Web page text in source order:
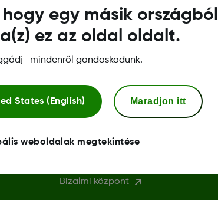
További Információ
Bizalmi központ
hogy egy másik országból
ez az oldal oldalt.
gondoskodunk.
States (English) Maradjon itt
weboldalak megtekintése